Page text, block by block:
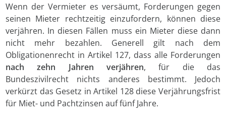
Wenn der Vermieter es versäumt, Forderungen gegen
seinen Mieter rechtzeitig einzufordern, können diese
verjähren. In diesen Fällen muss ein Mieter diese dann
nicht mehr bezahlen. Generell gilt nach dem
Obligationenrecht in Artikel 127, dass alle Forderungen
nach zehn Jahren
verjähren, für die das
Bundeszivilrecht nichts anderes bestimmt. Jedoch
verkürzt das Gesetz in Artikel 128 diese Verjährungsfrist
für Miet- und Pachtzinsen auf fünf Jahre.